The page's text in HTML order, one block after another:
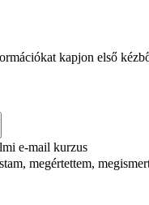
kapjon első
e-mail kurzus
megértettem,